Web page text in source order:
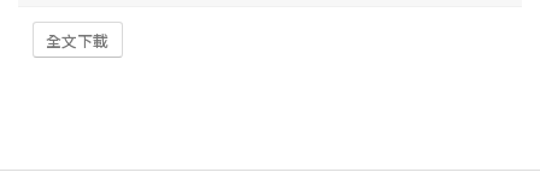
全文下載